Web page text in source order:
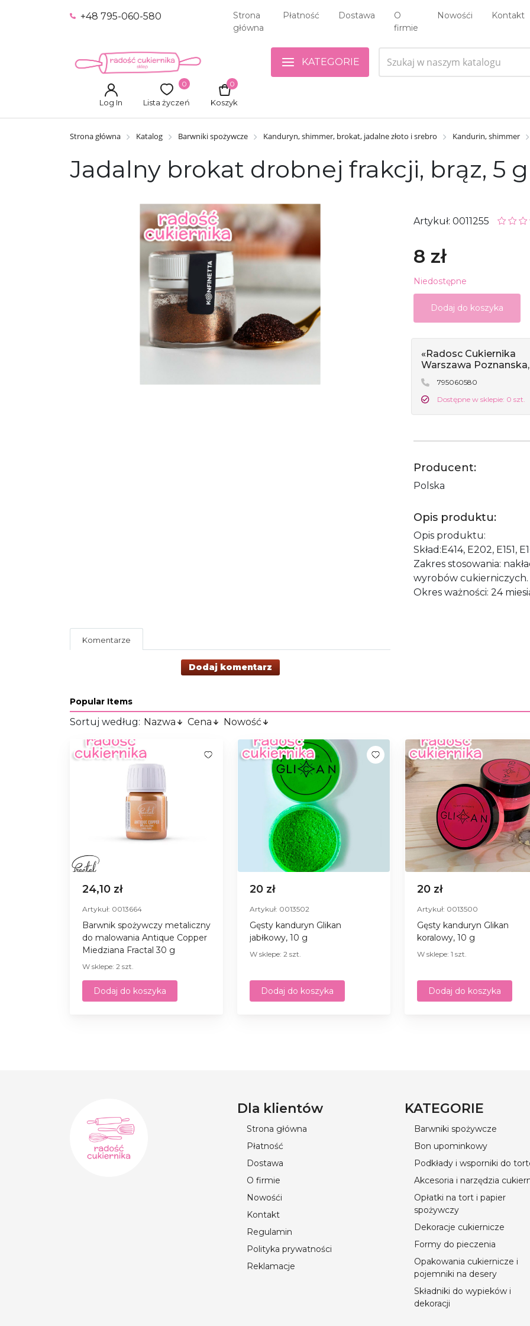
+48 795-060-580
Strona
główna
Płatność Dostawa
O
firmie
Nowośći Kontakt
Log In Lista życzeń
0
Koszyk
0
KATEGORIE
Strona główna Katalog Barwniki spożywcze Kanduryn, shimmer, brokat, jadalne złoto i srebro Kandurin, shimmer
Jadalny brokat drobnej frakcji, brąz, 5 g
Artykuł: 0011255
8 zł
Niedostępne
Dodaj do koszyka
«Radosc Cukiernika
Warszawa
795060580
Dostępne w sklepie: 0 szt.
Producent:
Polska
Opis produktu:
Opis produktu:
Skład:Е414, Е202, Е151,
Zakres stosowania:
wyrobów cukierniczych.
Okres ważności: 24
Komentarze
Dodaj komentarz
Popular Items
Sortuj według: Nazwa Cena Nowość
24,10 zł
Artykuł: 0013664
Barwnik spożywczy metaliczny
do malowania Antique Copper
Miedziana Fractal 30 g
W sklepe: 2 szt.
Dodaj do koszyka
20 zł
Artykuł: 0013502
Gęsty kanduryn Glikan
jabłkowy, 10 g
W sklepe: 2 szt.
Dodaj do koszyka
20 zł
Artykuł: 0013500
Gęsty kanduryn Glikan
koralowy, 10 g
W sklepe: 1 szt.
Dodaj do koszyka
Dla klientów
Strona główna
Płatność
Dostawa
O firmie
Nowośći
Kontakt
Regulamin
Polityka prywatności
Reklamacje
KATEGORIE
Barwniki spożywcze
Bon upominkowy
Podkłady i wsporniki do
Akcesoria i narzędzia
Opłatki na tort i papier
spożywczy
Dekoracje cukiernicze
Formy do pieczenia
Opakowania cukiernicze i
pojemniki na desery
Składniki do wypieków i
dekoracji